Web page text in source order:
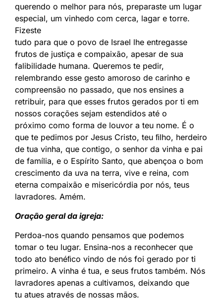
querendo o melhor para nós, preparaste um lugar
especial, um vinhedo com cerca, lagar e torre.
Fizeste
tudo para que o povo de Israel lhe entregasse
frutos de justiça e compaixão, apesar de sua
falibilidade humana. Queremos te pedir,
relembrando esse gesto amoroso de carinho e
compreensão no passado, que nos ensines a
retribuir, para que esses frutos gerados por ti em
nossos corações sejam estendidos até o
próximo como forma de louvor a teu nome. É o
que te pedimos por Jesus Cristo, teu ﬁlho, herdeiro
de tua vinha, que contigo, o senhor da vinha e pai
de família, e o Espírito Santo, que abençoa o bom
crescimento da uva na terra, vive e reina, com
eterna compaixão e misericórdia por nós, teus
lavradores. Amém.
Oração geral da igreja:
Perdoa-nos quando pensamos que podemos
tomar o teu lugar. Ensina-nos a reconhecer que
todo ato benéﬁco vindo de nós foi gerado por ti
primeiro. A vinha é tua, e seus frutos também. Nós
lavradores apenas a cultivamos, deixando que
tu atues através de nossas mãos.